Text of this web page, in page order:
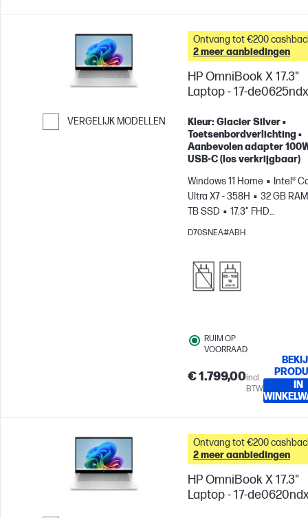
VERGELIJK MODELLEN
Ga verder naar vergelijken
Ontvang tot €200
2 meer aanbiedingen
HP OmniBook X 17.3"
Laptop - 17-de0625ndx
Kleur: Glacier Silver •
Toetsenbordverlichting •
Aanbevolen adapter
USB-C (los verkrijgbaar)
Windows 11 Home
Intel®
Ultra X7 - 358H
32 GB RAM
TB SSD
17.3" FHD
Touchscreen
D70SNEA#ABH
RUIM OP
VOORRAAD
€ 1.799,00incl.
BTW
IN
Ontvang tot €200
2 meer aanbiedingen
HP OmniBook X 17.3"
Laptop - 17-